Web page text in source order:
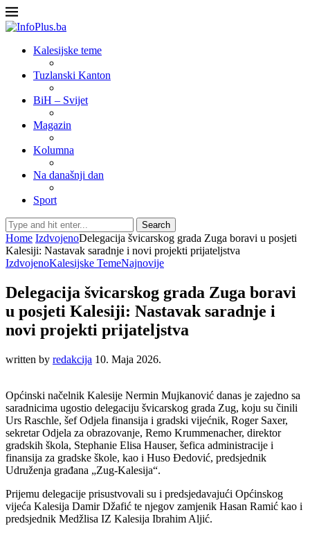
Kalesijske teme
Tuzlanski Kanton
BiH – Svijet
Magazin
Kolumna
Na današnji dan
Sport
Search
Home IzdvojenoDelegacija švicarskog grada Zuga boravi u posjeti
Kalesiji: Nastavak saradnje i novi projekti prijateljstva
IzdvojenoKalesijske TemeNajnovije
Delegacija švicarskog grada Zuga boravi
u posjeti Kalesiji: Nastavak saradnje i
novi projekti prijateljstva
written by redakcija 10. Maja 2026.
Općinski načelnik Kalesije Nermin Mujkanović danas je zajedno sa
saradnicima ugostio delegaciju švicarskog grada Zug, koju su činili
Urs Raschle, šef Odjela finansija i gradski vijećnik, Roger Saxer,
sekretar Odjela za obrazovanje, Remo Krummenacher, direktor
gradskih škola, Stephanie Elisa Hauser, šefica administracije i
finansija za gradske škole, kao i Huso Đedović, predsjednik
Udruženja građana „Zug-Kalesija“.
Prijemu delegacije prisustvovali su i predsjedavajući Općinskog
vijeća Kalesija Damir Džafić te njegov zamjenik Hasan Ramić kao i
predsjednik Medžlisa IZ Kalesija Ibrahim Aljić.